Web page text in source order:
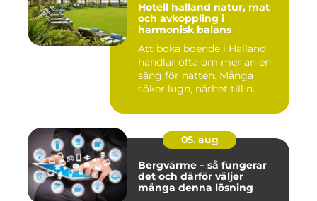
Hotell halland natur, mat
och avkoppling i
harmonisk balans
Att boka boende i Halland
handlar ofta om mer än en
säng för natten. Många
söker lugn, närhet till n...
05. aug
Bergvärme – så fungerar
det och därför väljer
många denna lösning